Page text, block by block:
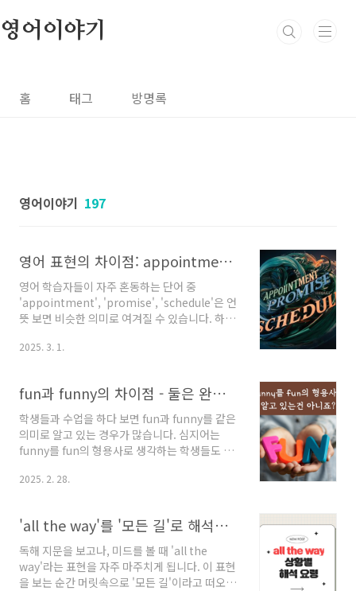
영어이야기
홈 태그 방명록
영어이야기 197
영어 표현의 차이점: appointment vs. promise vs. schedule - 정확한 사용법 가이드 소개
영어 학습자들이 자주 혼동하는 단어 중
'appointment', 'promise', 'schedule'은 언
뜻 보면 비슷한 의미로 여겨질 수 있습니다. 하지
됩니다. 이 포스팅에서는 각 단어의 정확한 의미
법'Appointment'는 특정 시간과 장소에 만나
기로 정해진 약속을 의미합니다. 주로 공식적인
만남이나 전문적인 서비스를 받기 위한 시간 약
속에 사용됩니다.주요 특징- 구체적인 시간과 장
소가 정해진 만남- 주로 전문적, 공식적 맥락에서
사용- 양측의 동의가 필요한 약속사용 예시1. "I
2025. 3. 1.
fun과 funny의 차이점 - 둘은 완전 다른 뜻입니다
학생들과 수업을 하다 보면 fun과 funny를 같은
의미로 알고 있는 경우가 많습니다. 심지어는
funny를 fun의 형용사로 생각하는 학생들도 있
용사가 sunny다 보니 funny도 fun의 형용사일
공부한 것을 칭찬해 줍니다. 하지만 funny는 fun
의 형용사가 아니라는 것을 꼭 알려주죠. 자, 어떻
게 다른지 구체적인 예문과 함께 알아보도록 하
겠습니다.Fun (명사/형용사)'Fun'은 주로 즐거
2025. 2. 28.
'all the way'를 '모든 길'로 해석하는 분은 지금 바로 들어오세요
독해 지문을 보고나, 미드를 볼 때 'all the
way'라는 표현을 자주 마주치게 됩니다. 이 표현
을 보는 순간 머릿속으로 '모든 길'이라고 떠오를